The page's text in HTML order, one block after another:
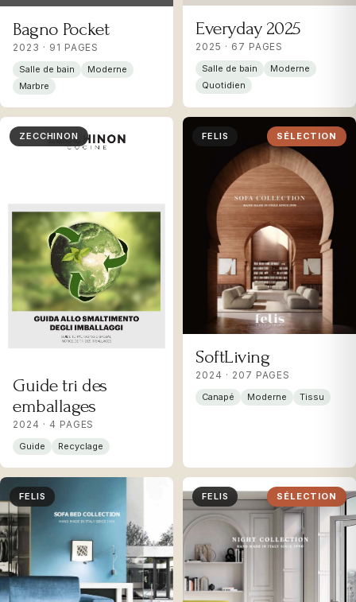
Bagno Pocket
2023 · 91 PAGES
Salle de bain
Moderne
Marbre
Everyday 2025
2025 · 67 PAGES
Salle de bain
Moderne
Quotidien
ZECCHINON
Guide tri des
emballages
2024 · 4 PAGES
Guide Recyclage
FELIS SÉLECTION
SoftLiving
2024 · 207 PAGES
Canapé Moderne Tissu
FELIS FELIS SÉLECTION